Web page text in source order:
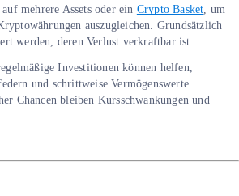
mehrere Assets oder ein Crypto Basket , um
auszugleichen. Grundsätzlich
werden, deren Verlust verkraftbar ist.
Investitionen können helfen,
und schrittweise Vermögenswerte
Chancen bleiben Kursschwankungen und